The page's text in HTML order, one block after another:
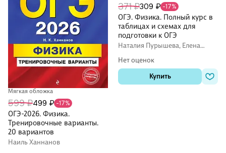
Мягкая обложка
599 ₽499 ₽ -17%
ОГЭ-2026. Физика.
Тренировочные варианты.
20 вариантов
Наиль Ханнанов
371 ₽309 ₽ -17%
ОГЭ. Физика. Полный курс в
таблицах и схемах для
подготовки к ОГЭ
Наталия Пурышева, Елена
Нет оценок
Купить